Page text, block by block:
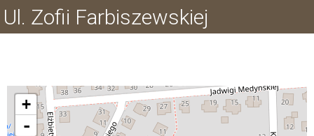
Ul. Zofii Farbiszewskiej
+
-